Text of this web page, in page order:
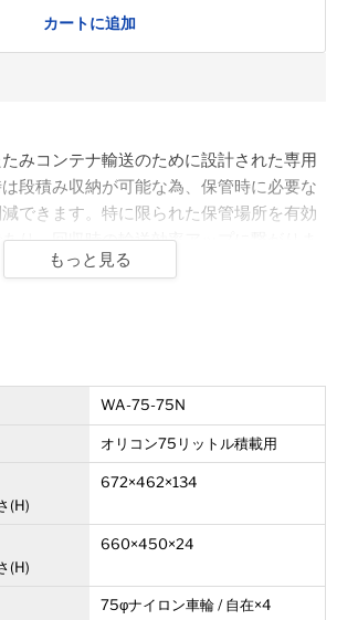
カートに追加
みコンテナ輸送のために設計された専用
段積み収納が可能な為、保管時に必要な
できます。特に限られた保管場所を有効
り、回収時の輸送効率アップに繋がりま
縄県、離島は別途運賃（地域運賃）がか
、
お問い合わせフォーム
にその旨をご記入下さい。
もっと見る
WA-75-75N
オリコン75リットル積載用
(H)
672×462×134
(H)
660×450×24
75φナイロン車輪 / 自在×4